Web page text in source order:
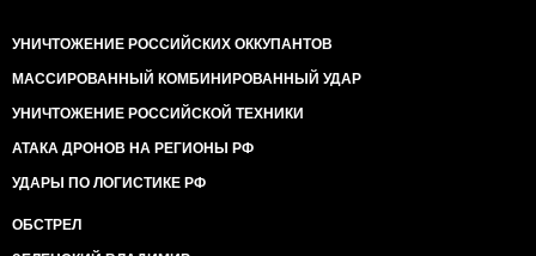
УНИЧТОЖЕНИЕ РОССИЙСКИХ ОККУПАНТОВ
МАССИРОВАННЫЙ КОМБИНИРОВАННЫЙ УДАР
УНИЧТОЖЕНИЕ РОССИЙСКОЙ ТЕХНИКИ
АТАКА ДРОНОВ НА РЕГИОНЫ РФ
УДАРЫ ПО ЛОГИСТИКЕ РФ
ОБСТРЕЛ